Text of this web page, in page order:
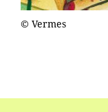
© Vermes